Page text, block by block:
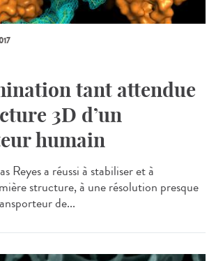
tant attendue
3D d’un
humain
Reyes a réussi à stabiliser et à
structure, à une résolution presque
de...